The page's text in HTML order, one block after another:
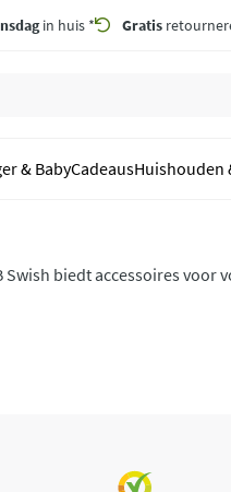
in huis * Gratis
& BabyCadeausHuishouden
Swish biedt accessoires voor